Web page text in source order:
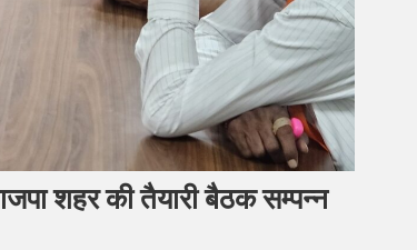
शहर की तैयारी बैठक सम्पन्न